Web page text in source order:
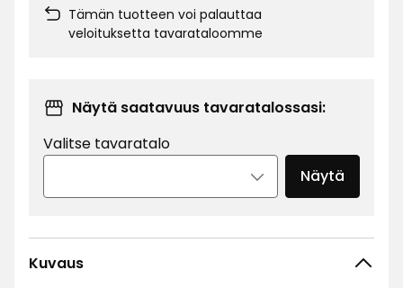
Tämän tuotteen voi palauttaa
veloituksetta tavarataloomme
Näytä saatavuus tavaratalossasi:
Valitse tavaratalo
Näytä
Kuvaus